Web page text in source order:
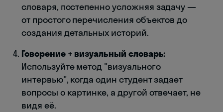
словаря, постепенно усложняя задачу —
от простого перечисления объектов до
создания детальных историй.
Говорение + визуальный словарь:
Используйте метод "визуального
интервью", когда один студент задает
вопросы о картинке, а другой отвечает, не
видя её.